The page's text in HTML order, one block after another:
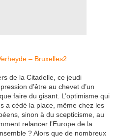
– Bruxelles2
de la Citadelle, ce jeudi
d’être au chevet d’un
faire du gisant. L’optimisme qui
a cédé la place, même chez les
sinon à du scepticisme, au
relancer l’Europe de la
? Alors que de nombreux